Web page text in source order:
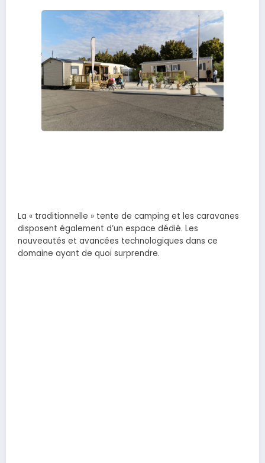
La « traditionnelle » tente de camping et les caravanes
disposent également d’un espace dédié. Les
nouveautés et avancées technologiques dans ce
domaine ayant de quoi surprendre.